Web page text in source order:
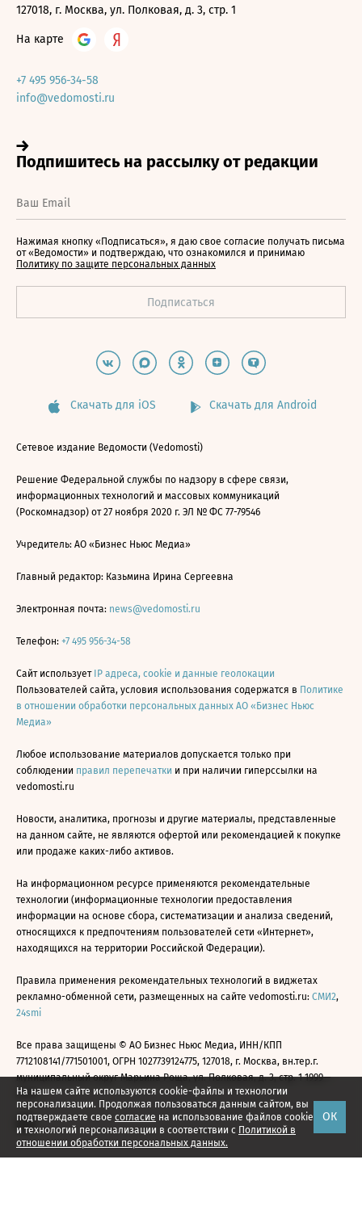
На нашем сайте используются cookie-файлы и технологии
персонализации. Продолжая пользоваться данным сайтом, вы
подтверждаете свое согласие на использование файлов cookie
и технологий персонализации в соответствии с Политикой в
отношении обработки персональных данных.
ОК
127018, г. Москва, ул. Полковая, д. 3, стр. 1
На карте
+7 495 956-34-58
info@vedomosti.ru
Нажимая кнопку «Подписаться», я даю свое согласие получать письма
от «Ведомости» и подтверждаю, что ознакомился и принимаю
Политику по защите персональных данных
Скачать для iOS Скачать для Android
Сетевое издание Ведомости (Vedomosti)
Решение Федеральной службы по надзору в сфере связи,
информационных технологий и массовых коммуникаций
(Роскомнадзор) от 27 ноября 2020 г. ЭЛ № ФС 77-79546
Учредитель: АО «Бизнес Ньюс Медиа»
Главный редактор: Казьмина Ирина Сергеевна
Электронная почта: news@vedomosti.ru
Телефон: +7 495 956-34-58
Сайт использует IP адреса, cookie и данные геолокации
Пользователей сайта, условия использования содержатся в Политике
в отношении обработки персональных данных АО «Бизнес Ньюс
Медиа»
Любое использование материалов допускается только при
соблюдении правил перепечатки и при наличии гиперссылки на
vedomosti.ru
Новости, аналитика, прогнозы и другие материалы, представленные
на данном сайте, не являются офертой или рекомендацией к покупке
или продаже каких-либо активов.
На информационном ресурсе применяются рекомендательные
технологии (информационные технологии предоставления
информации на основе сбора, систематизации и анализа сведений,
относящихся к предпочтениям пользователей сети «Интернет»,
находящихся на территории Российской Федерации).
Правила применения рекомендательных технологий в виджетах
рекламно-обменной сети, размещенных на сайте vedomosti.ru: СМИ2,
24smi
Все права защищены © АО Бизнес Ньюс Медиа, ИНН/КПП
7712108141/771501001, ОГРН 1027739124775, 127018, г. Москва, вн.тер.г.
муниципальный округ Марьина Роща, ул. Полковая, д. 3, стр. 1 1999—
2026